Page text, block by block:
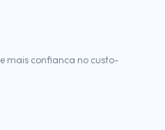
mais confianca no custo-